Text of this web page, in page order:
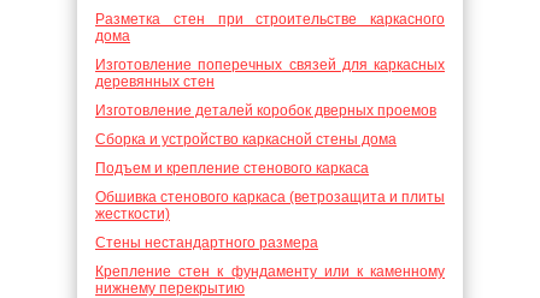
Разметка стен при строительстве каркасного
дома
Изготовление поперечных связей для каркасных
деревянных стен
Изготовление деталей коробок дверных проемов
Сборка и устройство каркасной стены дома
Подъем и крепление стенового каркаса
Обшивка стенового каркаса (ветрозащита и плиты
жесткости)
Стены нестандартного размера
Крепление стен к фундаменту или к каменному
нижнему перекрытию